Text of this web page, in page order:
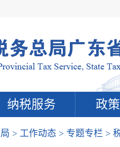
纳税服务 政
> 工作动态 > 专题专栏 >